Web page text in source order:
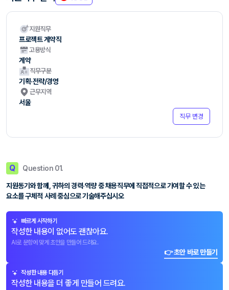
지원직무
프로젝트 계약직
고용방식
계약
직무구분
기획·전략/경영
근무지역
서울
직무 변경
Q Question 01.
지원동기와 함께, 귀하의 경력‧역량 중 채용직무에 직접적으로 기여할 수 있는
요소를 구체적 사례 중심으로 기술해주십시오
빠르게 시작하기
작성한 내용이 없어도 괜찮아요.
AI로 문항에 맞게 초안을 만들어 드려요.
👉 초안 바로 만들기
작성한 내용 다듬기
작성한 내용을 더 좋게 만들어 드려요.